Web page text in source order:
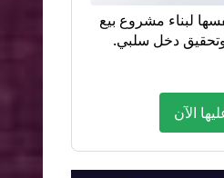
لبناء مشروع بيع
وتحقيق دخل سلبي.
الآن